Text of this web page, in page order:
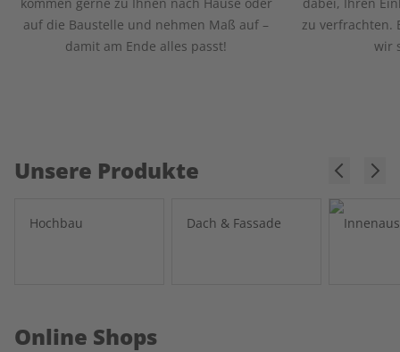
auf die Baustelle und nehmen Maß auf –
damit am Ende alles passt!
zu verfrachten.
wir
Unsere Produkte
Hochbau Dach & Fassade
Online Shops